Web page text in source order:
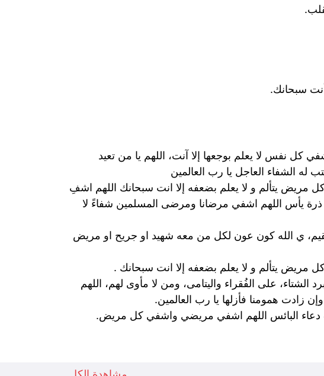
سبحانك.
نفس لا يعلم بوجعها إلا آنت، اللهم يا من تعيد
الشفاء العاجل يا رب العالمين
مريض يتألم و لا يعلم بضعفه إلا انت سبحانك اللهم اشفِ
يأس اللهم اشفي مرضانا ومرضى المسلمين شفاءً لا
ي الله كون عون لكل من معه شهيد او جريح او مريض
مريض يتألم و لا يعلم بضعفه إلا انت سبحانك .
على الفُقراء واليتامى، ومن لا مأوى لهم، اللهم
زادت همومنا فأزلها يا رب العالمين.
دعاء البائس اللهم اشفي مريضي واشفي كل مريض.